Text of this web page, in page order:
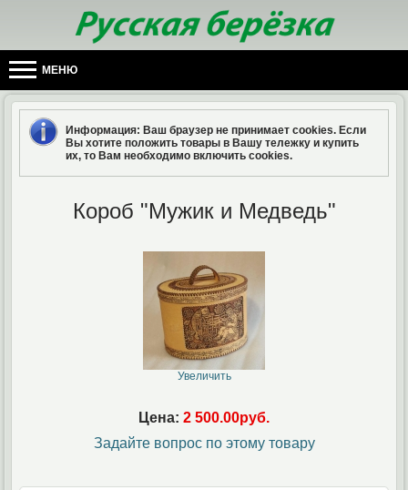
МЕНЮ
Информация: Ваш браузер не принимает cookies. Если
Вы хотите положить товары в Вашу тележку и купить
их, то Вам необходимо включить cookies.
Короб "Мужик и Медведь"
Увеличить
Цена: 2 500.00руб.
Задайте вопрос по этому товару